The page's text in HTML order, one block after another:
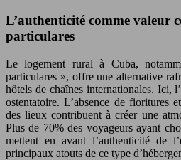
L’authenticité comme valeur
particulares
Le logement rural à Cuba,
particulares », offre une alternative
hôtels de chaînes internationales. Ici,
ostentatoire. L’absence de fioritures
des lieux contribuent à créer une
Plus de 70% des voyageurs ayant
mettent en avant l’authenticité de
principaux atouts de ce type